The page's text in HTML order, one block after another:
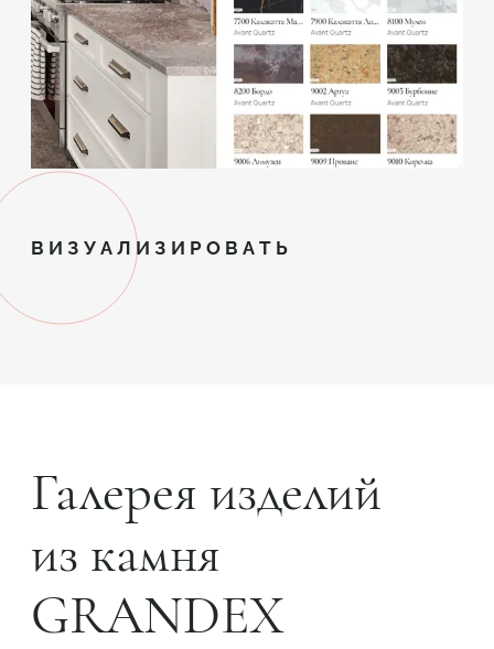
ВИЗУАЛИЗИРОВАТЬ
Галерея изделий
из камня
GRANDEX